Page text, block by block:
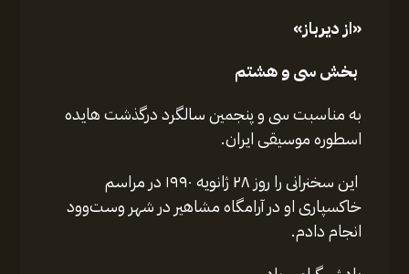
‎«از دیرباز»
به مناسبت سی‌ و پنجمین سالگرد درگذشت هایده
اسطوره موسیقی ایران.
این سخنرانی را روز ۲۸ ژانویه ۱۹۹۰ در مراسم
خاکسپاری او در آرامگاه مشاهیر در شهر وست‌وود
انجام دادم.